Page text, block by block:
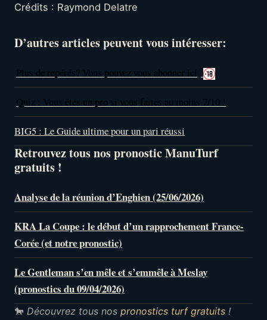
Crédits : Raymond Delatre
D’autres articles peuvent vous intéresser:
Plus de repérés? Vous pouvez vous abonner ici
Quiz : Vous êtes un pro si vous faites au moins 7/10 !
BIG5 : Le Guide ultime pour un pari réussi
Retrouvez tous nos pronostic ManuTurf
gratuits !
Analyse de la réunion d’Enghien (25/06/2026)
KRA La Coupe : le début d’un rapprochement France-
Corée (et notre pronostic)
Le Gentleman s’en mêle et s’emmêle à Meslay
(pronostics du 09/04/2026)
🐎 Découvrez tous nos pronostics turf gratuits !